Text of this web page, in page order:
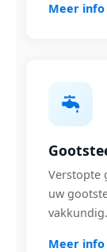
Meer info
Verstopte
uw
vakkundig.
Meer info